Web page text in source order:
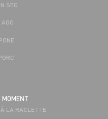
SEC
MOMENT
LA RACLETTE